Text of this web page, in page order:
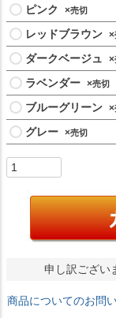
ピンク ×
レッドブラウン ×
ダークベージュ ×
ラベンダー ×
ブルーグリーン ×
グレー ×
申し訳ござい
商品についてのお問